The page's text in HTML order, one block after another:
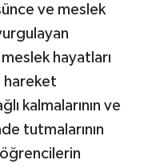
ve meslek
hayatları
hareket
kalmalarının ve
tutmalarının